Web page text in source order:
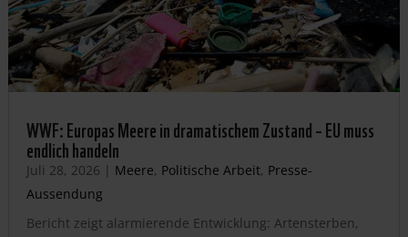
WWF: Europas Meere in dramatischem Zustand – EU muss
endlich handeln
Juli 28, 2026 | Meere, Politische Arbeit, Presse-
Aussendung
Bericht zeigt alarmierende Entwicklung: Artensterben,